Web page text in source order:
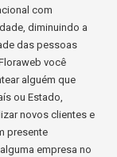
com
diminuindo a
das pessoas
você
alguém que
ou Estado,
novos clientes e
presente
empresa no